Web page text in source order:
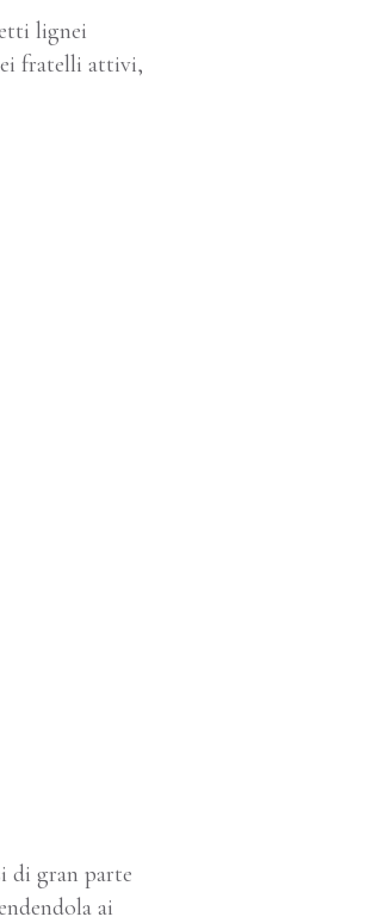
lignei
fratelli attivi,
di gran parte
ai